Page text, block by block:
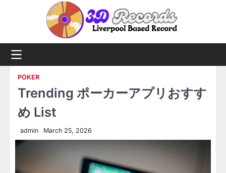
POKER
Trending ポーカーアプリおすす
め List
admin March 25, 2026